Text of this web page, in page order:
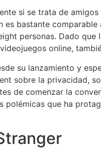
si se trata de
bastante
personas. Dado
online,
su lanzamiento y
sobre la privacidad,
de comenzar la
que ha